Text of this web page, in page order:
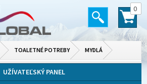
0
TOALETNÉ POTREBY MYDLÁ
UŽÍVATEĽSKÝ PANEL